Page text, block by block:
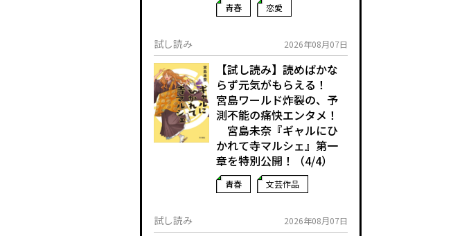
青春 恋愛
試し読み 2026年08月07日
【試し読み】読めばかな
らず元気がもらえる！
宮島ワールド炸裂の、予
測不能の痛快エンタメ！
宮島未奈『ギャルにひ
かれて寺マルシェ』第一
章を特別公開！（4/4）
青春 文芸作品
試し読み 2026年08月07日